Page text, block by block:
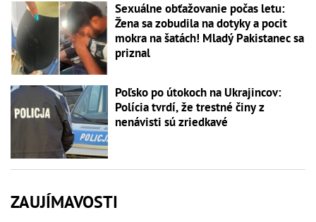
Sexuálne obťažovanie počas letu:
Žena sa zobudila na dotyky a pocit
mokra na šatách! Mladý Pakistanec sa
priznal
Poľsko po útokoch na Ukrajincov:
Polícia tvrdí, že trestné činy z
nenávisti sú zriedkavé
ZAUJÍMAVOSTI